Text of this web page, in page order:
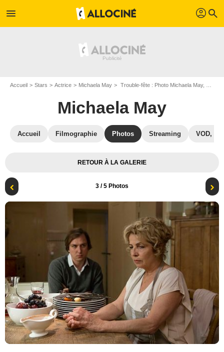
menu profil search
Accueil Stars Actrice Michaela May Trouble-fête : Photo Michaela May, Lars Eidinger
Michaela May
Accueil Filmographie Photos Streaming VOD,
RETOUR À LA GALERIE
3 / 5 Photos